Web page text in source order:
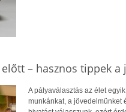
előtt – hasznos tippek a
A pályaválasztás az élet
munkánkat, a jövedelmünket